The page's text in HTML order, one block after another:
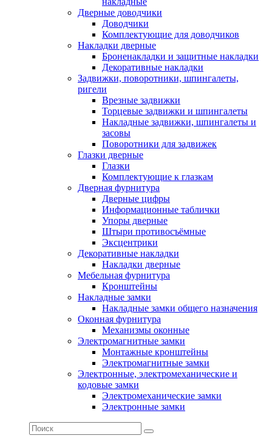
Дверные доводчики
Доводчики
Комплектующие для доводчиков
Накладки дверные
Броненакладки и защитные накладки
Декоративные накладки
Задвижки, поворотники, шпингалеты,
ригели
Врезные задвижки
Торцевые задвижки и шпингалеты
Накладные задвижки, шпингалеты и
засовы
Поворотники для задвижек
Глазки дверные
Глазки
Комплектующие к глазкам
Дверная фурнитура
Дверные цифры
Информационные таблички
Упоры дверные
Штыри противосъёмные
Эксцентрики
Декоративные накладки
Накладки дверные
Мебельная фурнитура
Кронштейны
Накладные замки
Накладные замки общего назначения
Оконная фурнитура
Механизмы оконные
Электромагнитные замки
Монтажные кронштейны
Электромагнитные замки
Электронные, электромеханические и
кодовые замки
Электромеханические замки
Электронные замки